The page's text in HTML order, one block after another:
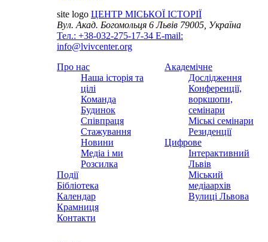
site logo ЦЕНТР МІСЬКОЇ ІСТОРІЇ
Вул. Акад. Богомольця 6Львів 79005, Україна
Тел.: +38-032-275-17-34 E-mail:
info@lvivcenter.org
Про нас
Наша історія та
цілі
Команда
Будинок
Співпраця
Стажування
Новини
Медіа і ми
Розсилка
Події
Бібліотека
Календар
Крамниця
Контакти
Академічне
Дослідження
Конференції,
воркшопи,
семінари
Міські семінари
Резиденції
Цифрове
Інтерактивний
Львів
Міський
медіаархів
Вулиці Львова